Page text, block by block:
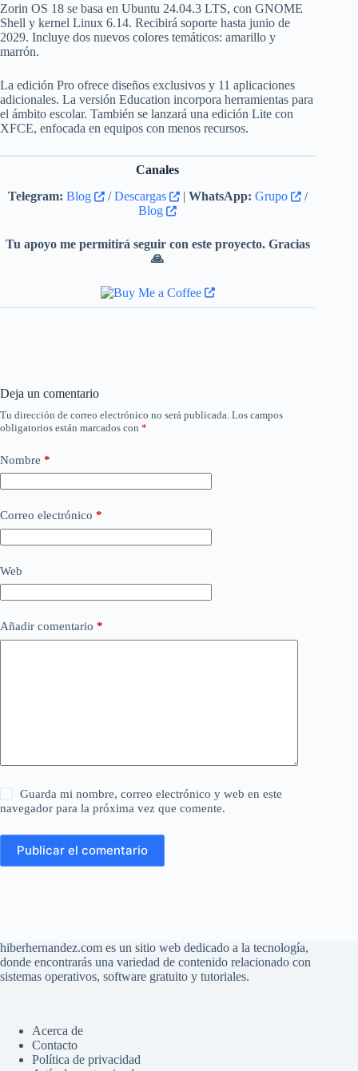
Zorin OS 18 se basa en Ubuntu 24.04.3 LTS, con GNOME
Shell y kernel Linux 6.14. Recibirá soporte hasta junio de
2029. Incluye dos nuevos colores temáticos: amarillo y
marrón.
La edición Pro ofrece diseños exclusivos y 11 aplicaciones
adicionales. La versión Education incorpora herramientas para
el ámbito escolar. También se lanzará una edición Lite con
XFCE, enfocada en equipos con menos recursos.
Canales
Telegram: Blog /Descargas | WhatsApp: Grupo
/
Blog
Tu apoyo me permitirá seguir con este proyecto. Gracias
🙏
Deja un comentario
Tu dirección de correo electrónico no será publicada. Los campos
obligatorios están marcados con *
Nombre *
Correo electrónico *
Web
Añadir comentario *
Guarda mi nombre, correo electrónico y web en este
navegador para la próxima vez que comente.
Publicar el comentario
hiberhernandez.com es un sitio web dedicado a la tecnología,
donde encontrarás una variedad de contenido relacionado con
sistemas operativos, software gratuito y tutoriales.
Acerca de
Contacto
Política de privacidad